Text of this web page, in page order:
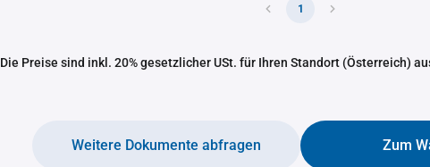
1
Die Preise sind inkl. 20% gesetzlicher USt. für Ihren Standort (Österreich)
Zum
Weitere Dokumente abfragen